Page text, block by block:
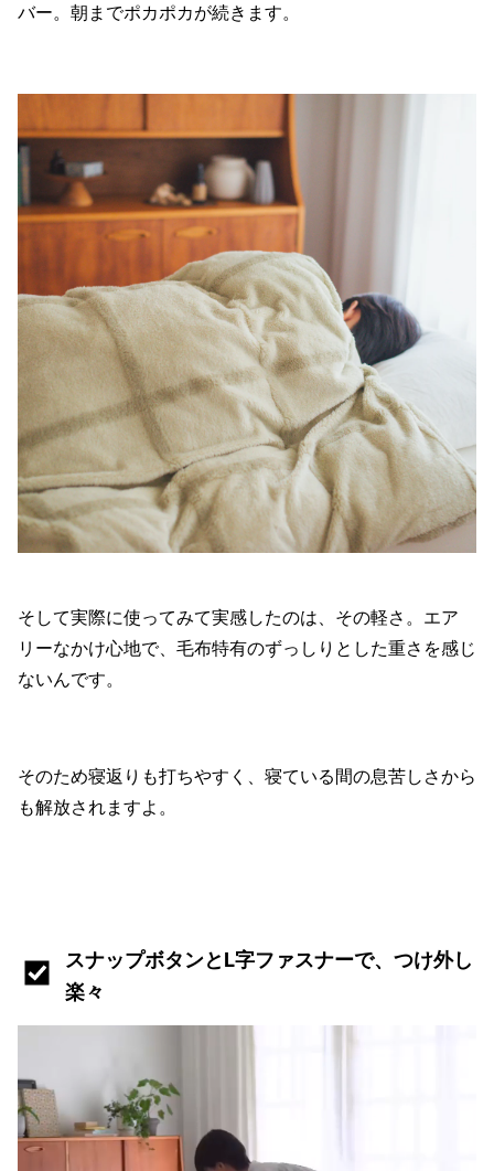
バー。朝までポカポカが続きます。
そして実際に使ってみて実感したのは、その軽さ。エア
リーなかけ心地で、毛布特有のずっしりとした重さを感じ
ないんです。
そのため寝返りも打ちやすく、寝ている間の息苦しさから
も解放されますよ。
スナップボタンとL字ファスナーで、つけ外し
楽々